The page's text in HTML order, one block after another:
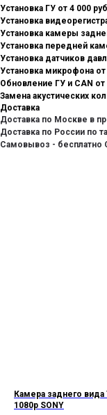
Установка ГУ от 4 000 руб
Установка
Установка камеры
Установка передней
Установка датчиков
Установка микрофона от
Обновление ГУ и CAN от
Замена акустических
Доставка
Доставка по Москве в
Доставка по России по
Самовывоз - бесплатно
Камера заднего вида
1080p SONY